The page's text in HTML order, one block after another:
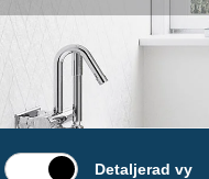
Detaljerad vy